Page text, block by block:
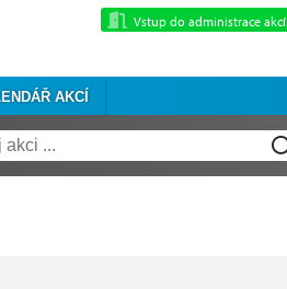
Vstup do administrace akcí
AKCÍ